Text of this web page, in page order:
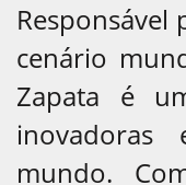
Responsável
cenário
Zapata é
inovadoras
mundo.